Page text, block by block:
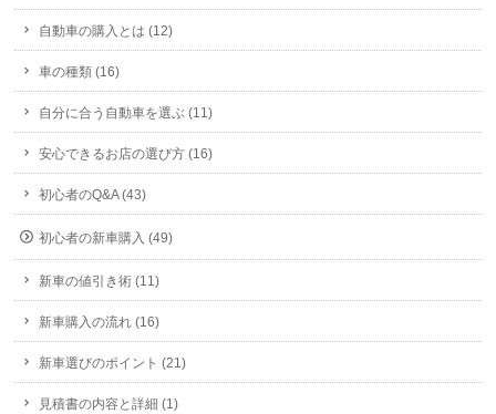
自動車の購入とは (12)
車の種類 (16)
自分に合う自動車を選ぶ (11)
安心できるお店の選び方 (16)
初心者のQ&A (43)
初心者の新車購入 (49)
新車の値引き術 (11)
新車購入の流れ (16)
新車選びのポイント (21)
見積書の内容と詳細 (1)